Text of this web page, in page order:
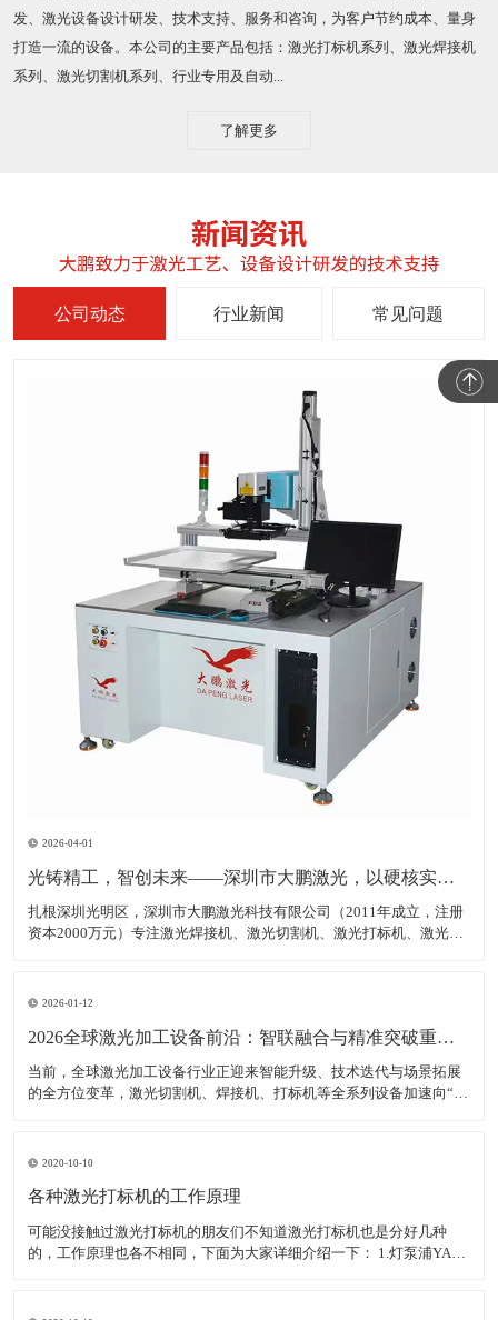
发、激光设备设计研发、技术支持、服务和咨询，为客户节约成本、量身
打造一流的设备。本公司的主要产品包括：激光打标机系列、激光焊接机
系列、激光切割机系列、行业专用及自动...
了解更多
公司动态 行业新闻 常见问题
2026-04-01
光铸精工，智创未来——深圳市大鹏激光，以硬核实力领跑激光装备赛道
扎根深圳光明区，深圳市大鹏激光科技有限公司（2011年成立，注册
资本2000万元）专注激光焊接机、激光切割机、激光打标机、激光雕
钣金加工等多领域，精准服务各类制造企业、跨境卖家
2026-01-12
2026全球激光加工设备前沿：智联融合与精准突破重塑智造生态
当前，全球激光加工设备行业正迎来智能升级、技术迭代与场景拓展
的全方位变革，激光切割机、焊接机、打标机等全系列设备加速向“高
达380亿美元，年均增长率稳定在7.5%以上，中
2020-10-10
各种激光打标机的工作原理
可能没接触过激光打标机的朋友们不知道激光打标机也是分好几种
的，工作原理也各不相同，下面为大家详细介绍一下： 1.灯泵浦YAG
光，将激光能量放大后就形成对材料加工的激光束。 2.